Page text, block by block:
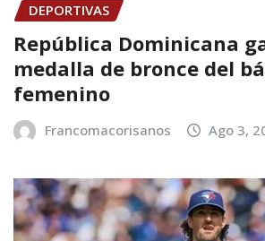
DEPORTIVAS
República Dominicana
medalla de bronce del
femenino
Francomacorisanos Ago 3,